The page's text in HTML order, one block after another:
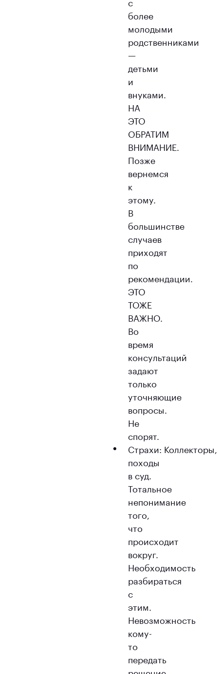
более
молодыми
родственниками
—
детьми
и
внуками.
НА
ЭТО
ОБРАТИМ
ВНИМАНИЕ.
Позже
вернемся
к
этому.
В
большинстве
случаев
приходят
по
рекомендации.
ЭТО
ТОЖЕ
ВАЖНО.
Во
время
консультаций
задают
только
уточняющие
вопросы.
Не
спорят.
Страхи: Коллекторы,
походы
в суд.
Тотальное
непонимание
того,
что
происходит
вокруг.
Необходимость
разбираться
с
этим.
Невозможность
кому-
то
передать